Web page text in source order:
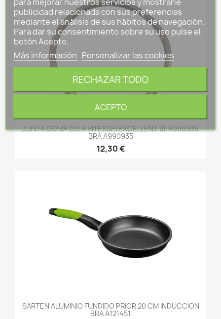
JUNTA GOMA OLLA VITESSE/EXCELLENT 9L A990935
BRA A990935
12,30 €
SARTEN ALUMINIO FUNDIDO PRIOR 20 CM INDUCCION
BRA A121451
publicidad relacionada con sus preferencias
mediante el análisis de sus hábitos de navegación.
Para dar su consentimiento sobre su uso pulse el
botón Acepto.
Más información Personalizar las cookies
RECHAZAR TODO
ACEPTO